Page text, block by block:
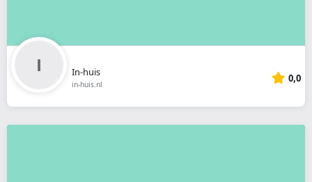
In-huis
in-huis.nl 0,0